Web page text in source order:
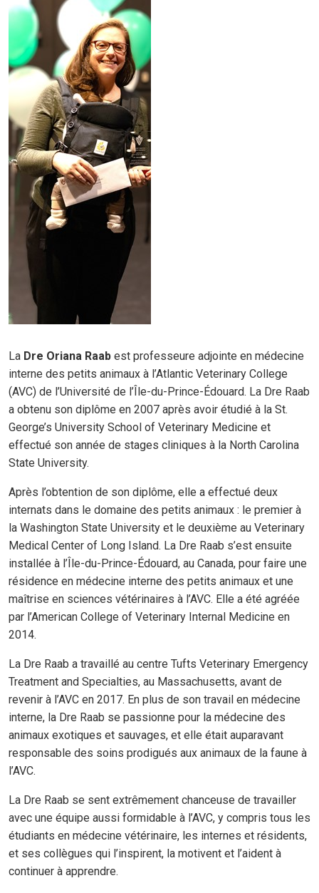
La Dre Oriana Raab est professeure adjointe en médecine
interne des petits animaux à l’Atlantic Veterinary College
(AVC) de l’Université de l’Île-du-Prince-Édouard. La Dre Raab
a obtenu son diplôme en 2007 après avoir étudié à la St.
George’s University School of Veterinary Medicine et
effectué son année de stages cliniques à la North Carolina
State University.
Après l’obtention de son diplôme, elle a effectué deux
internats dans le domaine des petits animaux : le premier à
la Washington State University et le deuxième au Veterinary
Medical Center of Long Island. La Dre Raab s’est ensuite
installée à l’Île-du-Prince-Édouard, au Canada, pour faire une
résidence en médecine interne des petits animaux et une
maîtrise en sciences vétérinaires à l’AVC. Elle a été agréée
par l’American College of Veterinary Internal Medicine en
2014.
La Dre Raab a travaillé au centre Tufts Veterinary Emergency
Treatment and Specialties, au Massachusetts, avant de
revenir à l’AVC en 2017. En plus de son travail en médecine
interne, la Dre Raab se passionne pour la médecine des
animaux exotiques et sauvages, et elle était auparavant
responsable des soins prodigués aux animaux de la faune à
l’AVC.
La Dre Raab se sent extrêmement chanceuse de travailler
avec une équipe aussi formidable à l’AVC, y compris tous les
étudiants en médecine vétérinaire, les internes et résidents,
et ses collègues qui l’inspirent, la motivent et l’aident à
continuer à apprendre.